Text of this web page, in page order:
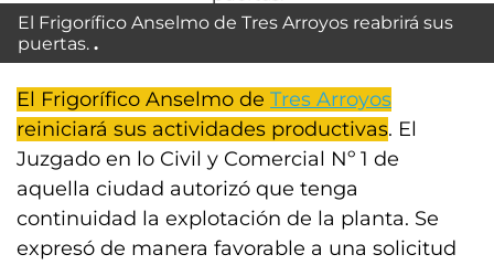
El Frigorífico Anselmo de Tres Arroyos reabrirá sus
puertas.
El Frigorífico Anselmo de Tres Arroyos
reiniciará sus actividades productivas. El
Juzgado en lo Civil y Comercial Nº 1 de
aquella ciudad autorizó que tenga
continuidad la explotación de la planta. Se
expresó de manera favorable a una solicitud